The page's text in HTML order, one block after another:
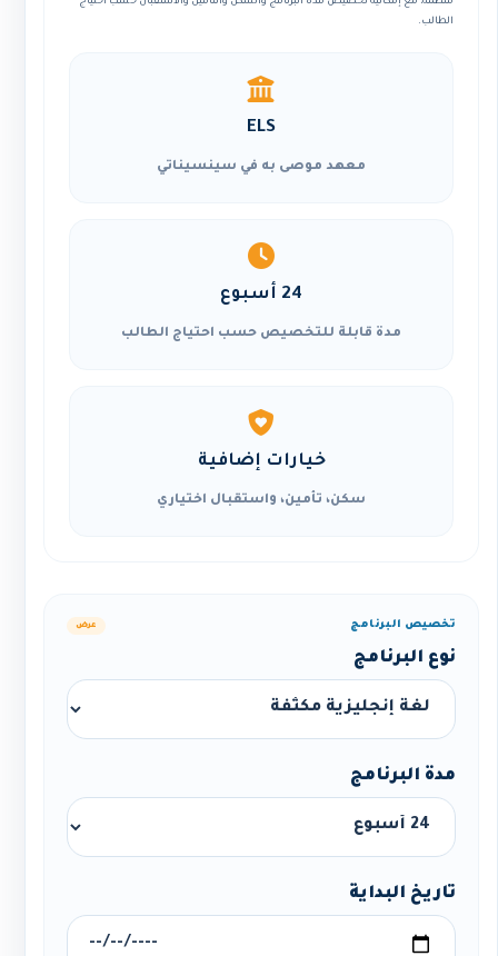
الطالب.
ELS
معهد موصى به في سينسيناتي
24 أسبوع
مدة قابلة للتخصيص حسب احتياج الطالب
خيارات إضافية
سكن، تأمين، واستقبال اختياري
تخصيص البرنامج عرض
نوع البرنامج
مدة البرنامج
تاريخ البداية